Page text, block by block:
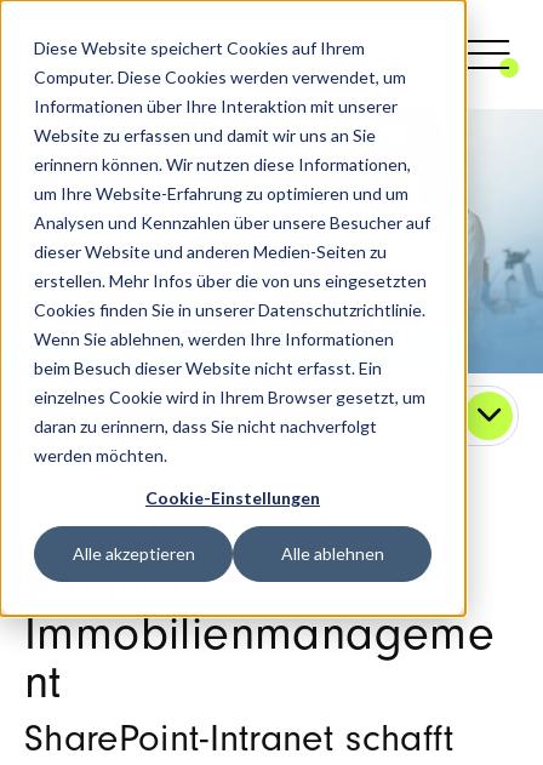
Diese Website speichert Cookies auf Ihrem
Computer. Diese Cookies werden verwendet, um
Informationen über Ihre Interaktion mit unserer
Website zu erfassen und damit wir uns an Sie
erinnern können. Wir nutzen diese Informationen,
um Ihre Website-Erfahrung zu optimieren und um
Analysen und Kennzahlen über unsere Besucher auf
dieser Website und anderen Medien-Seiten zu
erstellen. Mehr Infos über die von uns eingesetzten
Cookies finden Sie in unserer Datenschutzrichtlinie.
Wenn Sie ablehnen, werden Ihre Informationen
beim Besuch dieser Website nicht erfasst. Ein
einzelnes Cookie wird in Ihrem Browser gesetzt, um
daran zu erinnern, dass Sie nicht nachverfolgt
werden möchten.
Cookie-Einstellungen
Alle akzeptieren Alle ablehnen
Berliner
Immobilienmanageme
nt
SharePoint-Intranet schafft